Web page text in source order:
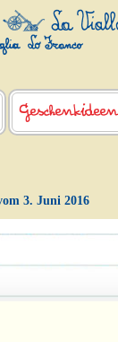
Geschenkideen
3. Juni 2016
die Perlen